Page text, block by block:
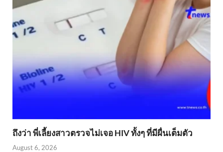
ถึงว่า พี่เลี้ยงสาวตรวจไม่เจอ HIV ทั้งๆ ที่มีผื่นเต็มตัว
August 6, 2026